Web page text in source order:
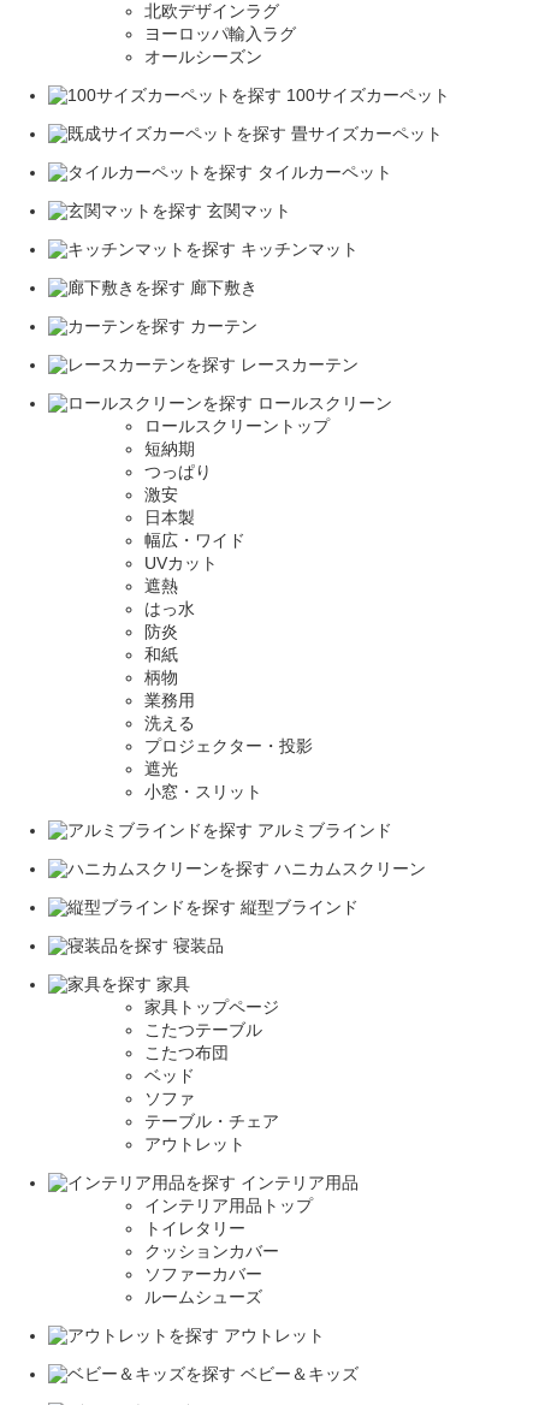
北欧デザインラグ
ヨーロッパ輸入ラグ
オールシーズン
100サイズカーペット
畳サイズカーペット
タイルカーペット
玄関マット
キッチンマット
廊下敷き
カーテン
レースカーテン
ロールスクリーン
ロールスクリーントップ
短納期
つっぱり
激安
日本製
幅広・ワイド
UVカット
遮熱
はっ水
防炎
和紙
柄物
業務用
洗える
プロジェクター・投影
遮光
小窓・スリット
アルミブラインド
ハニカムスクリーン
縦型ブラインド
寝装品
家具
家具トップページ
こたつテーブル
こたつ布団
ベッド
ソファ
テーブル・チェア
アウトレット
インテリア用品
インテリア用品トップ
トイレタリー
クッションカバー
ソファーカバー
ルームシューズ
アウトレット
ベビー＆キッズ